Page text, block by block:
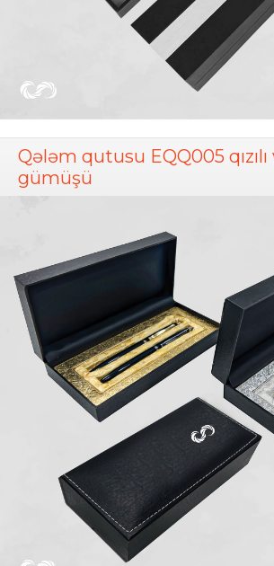
Qələm qutusu EQQ005 qızılı
gümüşü